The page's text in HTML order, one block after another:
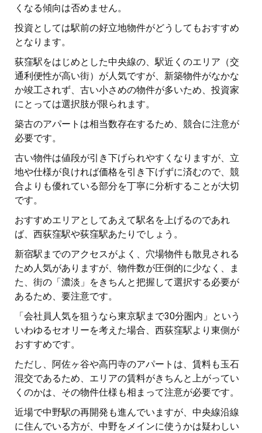
くなる傾向は否めません。
投資としては駅前の好立地物件がどうしてもおすすめ
となります。
荻窪駅をはじめとした中央線の、駅近くのエリア（交
通利便性が高い街）が人気ですが、新築物件がなかな
か竣工されず、古い小さめの物件が多いため、投資家
にとっては選択肢が限られます。
築古のアパートは相当数存在するため、競合に注意が
必要です。
古い物件は値段が引き下げられやすくなりますが、立
地や仕様が良ければ価格を引き下げずに済むので、競
合よりも優れている部分を丁寧に分析することが大切
です。
おすすめエリアとしてあえて駅名を上げるのであれ
ば、西荻窪駅や荻窪駅あたりでしょう。
新宿駅までのアクセスがよく、穴場物件も散見される
ため人気がありますが、物件数が圧倒的に少なく、ま
た、街の「濃淡」をきちんと把握して選択する必要が
あるため、要注意です。
「会社員人気を狙うなら東京駅まで30分圏内」という
いわゆるセオリーを考えた場合、西荻窪駅より東側が
おすすめです。
ただし、阿佐ヶ谷や高円寺のアパートは、賃料も玉石
混交であるため、エリアの賃料がきちんと上がってい
くのかは、その物件仕様も相まって注意が必要です。
近場で中野駅の再開発も進んでいますが、中央線沿線
に住んでいる方が、中野をメインに使うかは疑わしい